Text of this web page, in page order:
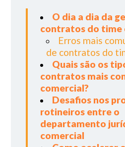
O dia a dia da
contratos do time
Erros mais
de contratos do
Quais são os
contratos mais
comercial?
Desafios nos
rotineiros entre o
departamento
comercial